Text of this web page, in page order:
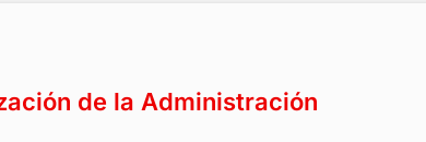
de la Administración